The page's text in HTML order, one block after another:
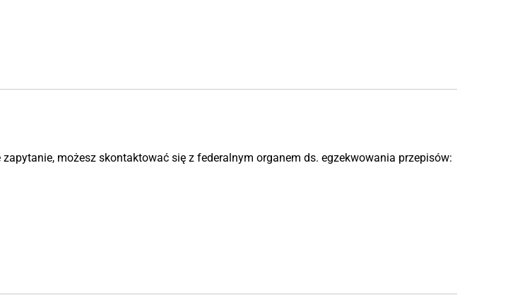
możesz skontaktować się z federalnym organem ds. egzekwowania przepisów: